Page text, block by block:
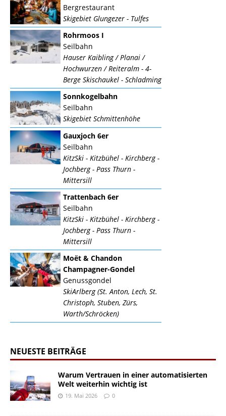
Bergrestaurant
Skigebiet Glungezer - Tulfes
Rohrmoos I
Seilbahn
Hauser Kaibling / Planai /
Hochwurzen / Reiteralm - 4-
Berge Skischaukel - Schladming
Sonnkogelbahn
Seilbahn
Skigebiet Schmittenhöhe
Gauxjoch 6er
Seilbahn
KitzSki - Kitzbühel - Kirchberg -
Jochberg - Pass Thurn -
Mittersill
Trattenbach 6er
Seilbahn
KitzSki - Kitzbühel - Kirchberg -
Jochberg - Pass Thurn -
Mittersill
Moët & Chandon
Champagner-Gondel
Genussgondel
SkiArlberg (St. Anton, Lech, St.
Christoph, Stuben, Zürs,
Warth/Schröcken)
NEUESTE BEITRÄGE
Warum Vertrauen in einer automatisierten
Welt weiterhin wichtig ist
19. Mai 2026 0